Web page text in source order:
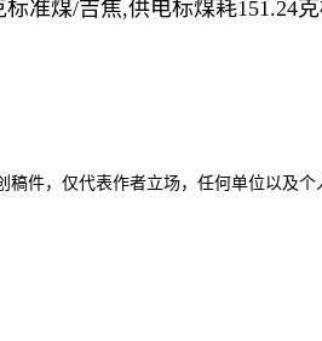
标准煤/吉焦,供电标煤耗151.24
稿件，仅代表作者立场，任何单位以及个